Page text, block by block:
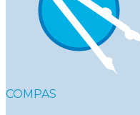
COMPAS